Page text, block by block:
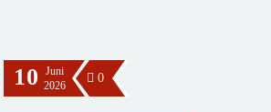
10
Juni
2026
0